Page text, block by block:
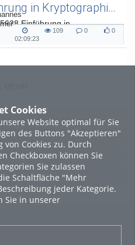
Cookies
Website optimal für Sie
des Buttons "Akzeptieren"
Cookies zu. Durch
Checkboxen können Sie
Sie zulassen
Schaltfläche "Mehr
jeder Kategorie.
Sie in unserer
Einführung in Kryptographie (in English) 15
Einführung in
(in English) - SoSe 26
02:09:23
109
0
0